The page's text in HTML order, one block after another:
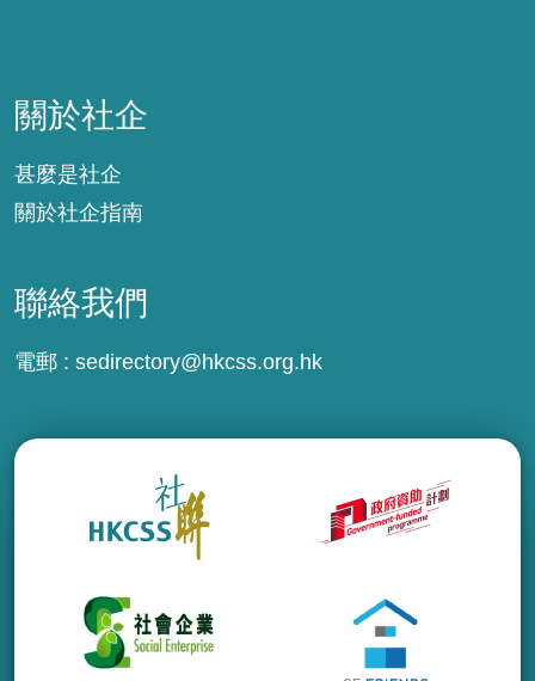
關於社企
甚麼是社企
關於社企指南
聯絡我們
電郵 : sedirectory@hkcss.org.hk